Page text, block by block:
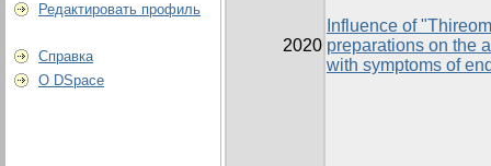
Редактировать профиль
Справка
О DSpace
2020
Influence of
preparations on the
with symptoms of